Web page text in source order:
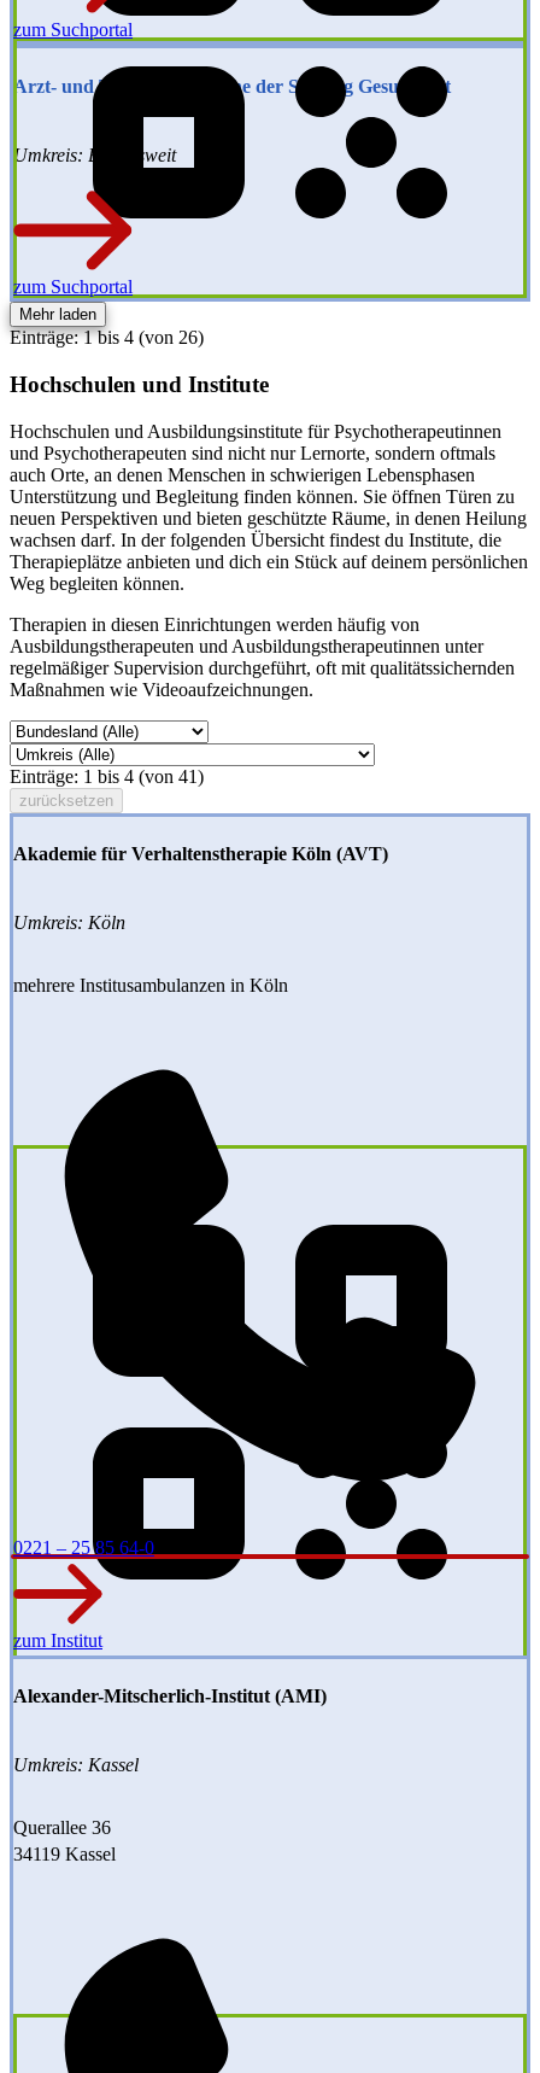
zum Suchportal
Arzt- und Therapeutensuche der Stiftung Gesundheit
Umkreis: Bundesweit
zum Suchportal
Mehr laden
Einträge: 1 bis 4 (von 26)
Hochschulen und Institute
Hochschulen und Ausbildungsinstitute für Psychotherapeutinnen
und Psychotherapeuten sind nicht nur Lernorte, sondern oftmals
auch Orte, an denen Menschen in schwierigen Lebensphasen
Unterstützung und Begleitung finden können. Sie öffnen Türen zu
neuen Perspektiven und bieten geschützte Räume, in denen Heilung
wachsen darf. In der folgenden Übersicht findest du Institute, die
Therapieplätze anbieten und dich ein Stück auf deinem persönlichen
Weg begleiten können.
Therapien in diesen Einrichtungen werden häufig von
Ausbildungstherapeuten und Ausbildungstherapeutinnen unter
regelmäßiger Supervision durchgeführt, oft mit qualitätssichernden
Maßnahmen wie Videoaufzeichnungen.
Einträge: 1 bis 4 (von 41)
zurücksetzen
Akademie für Verhaltenstherapie Köln (AVT)
Umkreis: Köln
mehrere Institusambulanzen in Köln
0221 – 25 85 64-0
zum Institut
Alexander-Mitscherlich-Institut (AMI)
Umkreis: Kassel
Querallee 36
34119 Kassel